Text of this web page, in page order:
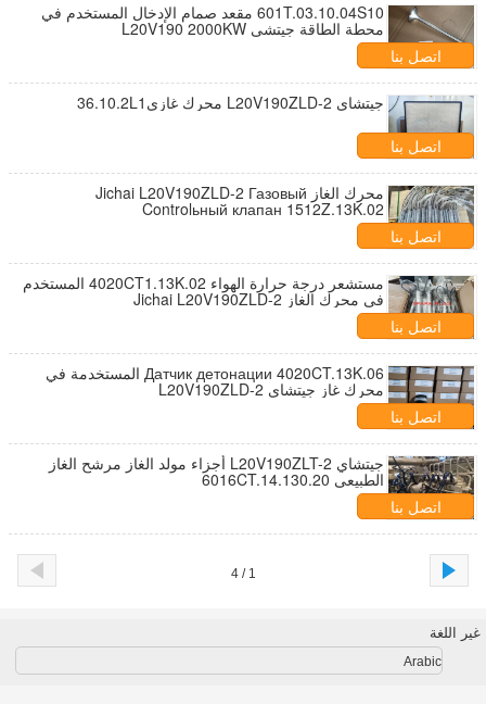
601T.03.10.04S10 مقعد صمام الإدخال المستخدم في
محطة الطاقة جيتشي L20V190 2000KW
اتصل بنا
جيتشاي L20V190ZLD-2 محرك غازي36.10.2L1
اتصل بنا
محرك الغاز Jichai L20V190ZLD-2 Газовый
Controlьный клапан 1512Z.13K.02
اتصل بنا
مستشعر درجة حرارة الهواء 4020CT1.13K.02 المستخدم
في محرك الغاز Jichai L20V190ZLD-2
اتصل بنا
Датчик детонации 4020CT.13K.06 المستخدمة في
محرك غاز جيتشاي L20V190ZLD-2
اتصل بنا
جيتشاي L20V190ZLT-2 أجزاء مولد الغاز مرشح الغاز
الطبيعي 6016CT.14.130.20
اتصل بنا
1 / 4
غير اللغة
Arabic